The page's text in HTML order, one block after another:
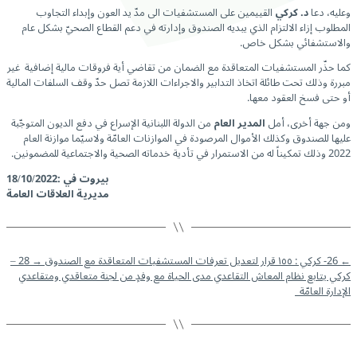
وعليه، دعاد. كركيالقييمين على المستشفيات الى مدّ يد العون وإبداء التجاوب
المطلوب إزاء الالتزام الذي يبديه الصندوق وإدارته في دعم القطاع الصحيّ بشكل عام
والاستشفائي بشكل خاص.
كما حذّر المستشفيات المتعاقدة مع الضمان من تقاضي أية فروقات مالية إضافية غير
مبررة وذلك تحت طائلة اتخاذ التدابير والاجراءات اللازمة تصل حدّ وقف السلفات المالية
أو حتى فسخ العقود معها.
ومن جهة أخرى، أملالمدير العاممن الدولة اللبنانية الإسراع في دفع الديون المتوجّبة
عليها للصندوق وكذلك الأموال المرصودة في الموازنات العامّة ولاسيّما موازنة العام
2022 وذلك تمكيناً له من الاستمرار في تأدية خدماته الصحية والاجتماعية للمضمونين.
بيروت في :18/10/2022
مديرية العلاقات العامة
←26- كركي : ١٥٥ قرار لتعديل تعرفات المستشفيات المتعاقدة مع الصندوق →
28 –
كركي يتابع نظام المعاش التقاعدي مدى الحياة مع وفدٍ من لجنة متعاقدي ومتقاعدي
الإدارة العامّة